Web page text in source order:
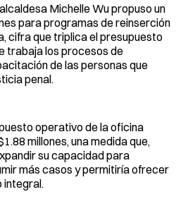
Michelle Wu propuso un
para programas de reinserción
cifra que triplica el presupuesto
trabaja los procesos de
de las personas que
penal.
operativo de la oficina
millones, una medida que,
su capacidad para
más casos y permitiría ofrecer
integral.